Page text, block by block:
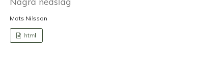
Mats Nilsson
html